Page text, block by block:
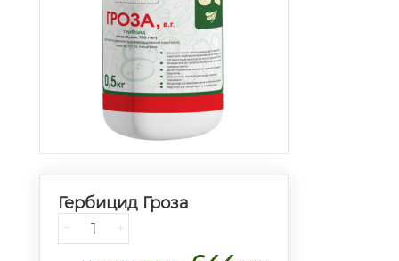
Гербицид Гроза
− +